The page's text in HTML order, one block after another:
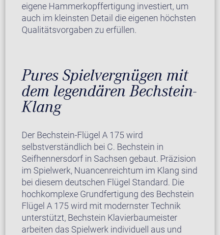
eigene Hammerkopffertigung investiert, um
auch im kleinsten Detail die eigenen höchsten
Qualitätsvorgaben zu erfüllen.
Pures Spielvergnügen mit
dem legendären Bechstein-
Klang
Der Bechstein-Flügel A 175 wird
selbstverständlich bei C. Bechstein in
Seifhennersdorf in Sachsen gebaut. Präzision
im Spielwerk, Nuancenreichtum im Klang sind
bei diesem deutschen Flügel Standard. Die
hochkomplexe Grundfertigung des Bechstein
Flügel A 175 wird mit modernster Technik
unterstützt, Bechstein Klavierbaumeister
arbeiten das Spielwerk individuell aus und